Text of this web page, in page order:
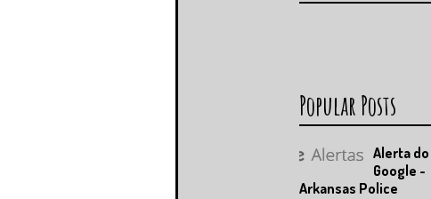
Popular Posts
Alerta do
Google -
Arkansas Police